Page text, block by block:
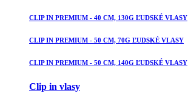
CLIP IN PREMIUM - 40 CM, 130G ĽUDSKÉ VLASY
CLIP IN PREMIUM - 50 CM, 70G ĽUDSKÉ VLASY
CLIP IN PREMIUM - 50 CM, 140G ĽUDSKÉ VLASY
Clip in vlasy